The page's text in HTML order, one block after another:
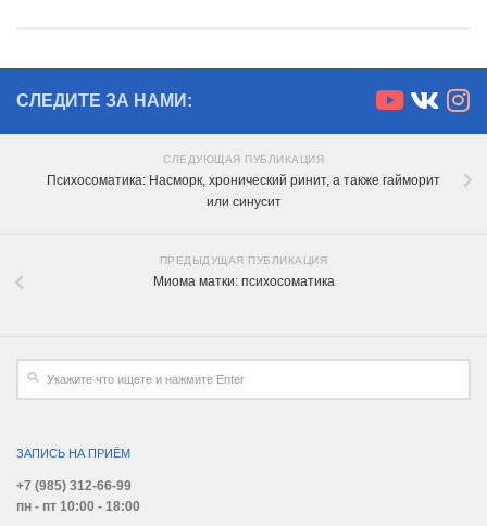
СЛЕДИТЕ ЗА НАМИ:
СЛЕДУЮЩАЯ ПУБЛИКАЦИЯ
Психосоматика: Насморк, хронический ринит, а также гайморит
или синусит
ПРЕДЫДУЩАЯ ПУБЛИКАЦИЯ
Миома матки: психосоматика
ЗАПИСЬ НА ПРИЁМ
+7 (985) 312-66-99
пн - пт 10:00 - 18:00